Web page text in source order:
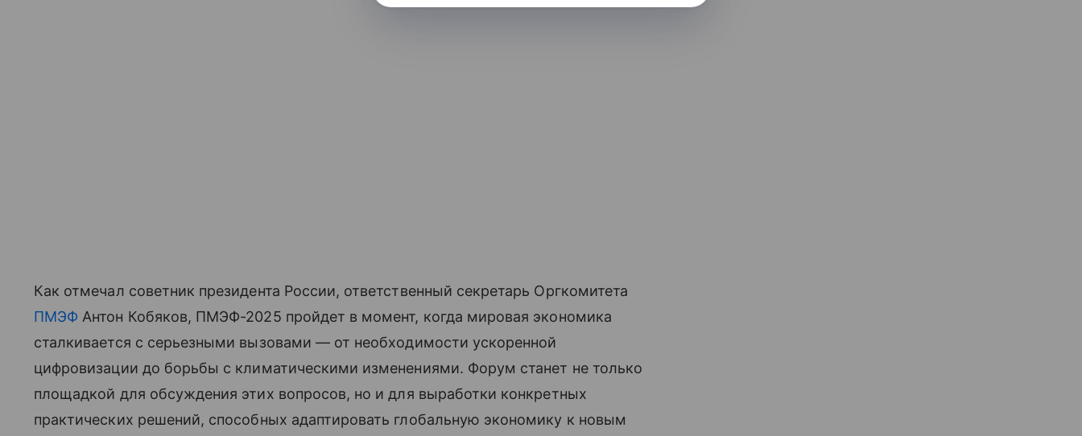
Как отмечал советник президента России, ответственный секретарь Оргкомитета
ПМЭФ Антон Кобяков, ПМЭФ-2025 пройдет в момент, когда мировая экономика
сталкивается с серьезными вызовами — от необходимости ускоренной
цифровизации до борьбы с климатическими изменениями. Форум станет не только
площадкой для обсуждения этих вопросов, но и для выработки конкретных
практических решений, способных адаптировать глобальную экономику к новым